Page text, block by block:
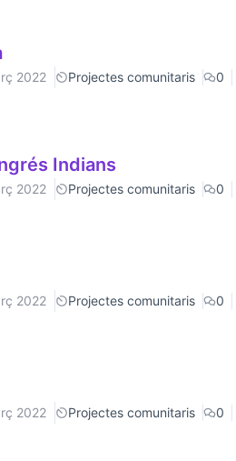
2022 Projectes comunitaris
0
Indians
2022 Projectes comunitaris
0
2022 Projectes comunitaris
0
2022 Projectes comunitaris
0